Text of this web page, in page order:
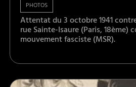
PHOTOS
Attentat du 3 octobre 1941
rue Sainte-Isaure (Paris, 18ème)
mouvement fasciste (MSR).